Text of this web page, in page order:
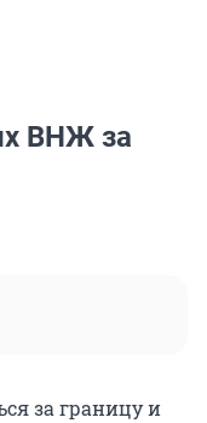
ВНЖ за
за границу и